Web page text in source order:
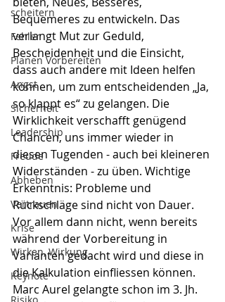
scheitern
Fehler
Planen Vorbereiten
Angst
Sicherheit
Leadership
Freude
Abheben
Vertrauen
Krise
Wirken, Wirkung
Keynote
Risiko
Bequemeres zu entwickeln. Das
verlangt Mut zur Geduld,
Bescheidenheit und die Einsicht,
dass auch andere mit Ideen helfen
können, um zum entscheidenden „Ja,
so klappt es“ zu gelangen. Die
Wirklichkeit verschafft genügend
Chancen, uns immer wieder in
diesen Tugenden - auch bei kleineren
Widerständen - zu üben. Wichtige
Erkenntnis: Probleme und
Rückschläge sind nicht von Dauer.
Vor allem dann nicht, wenn bereits
während der Vorbereitung in
Varianten gedacht wird und diese in
die Kalkulation einfliessen können.
Marc Aurel gelangte schon im 3. Jh.